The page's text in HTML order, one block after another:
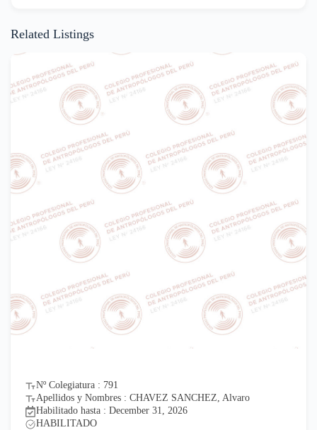
Related Listings
Nº Colegiatura : 791
Apellidos y Nombres : CHAVEZ SANCHEZ, Alvaro
Habilitado hasta : December 31, 2026
HABILITADO